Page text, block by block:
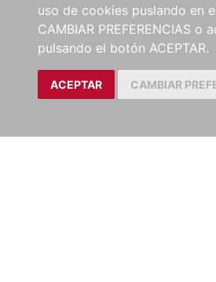
uso de cookies puslando en
CAMBIAR PREFERENCIAS o
pulsando el botón ACEPTAR.
ACEPTAR CAMBIAR